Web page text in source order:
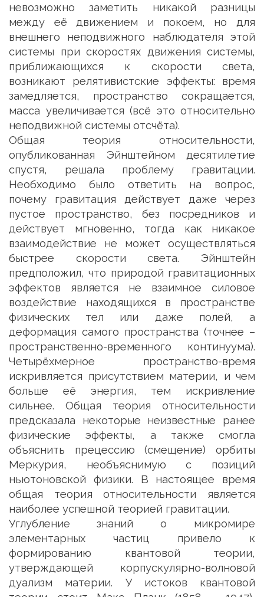
невозможно заметить никакой разницы
между её движением и покоем, но для
внешнего неподвижного наблюдателя этой
системы при скоростях движения системы,
приближающихся к скорости света,
возникают релятивистские эффекты: время
замедляется, пространство сокращается,
масса увеличивается (всё это относительно
неподвижной системы отсчёта).
Общая теория относительности,
опубликованная Эйнштейном десятилетие
спустя, решала проблему гравитации.
Необходимо было ответить на вопрос,
почему гравитация действует даже через
пустое пространство, без посредников и
действует мгновенно, тогда как никакое
взаимодействие не может осуществляться
быстрее скорости света. Эйнштейн
предположил, что природой гравитационных
эффектов является не взаимное силовое
воздействие находящихся в пространстве
физических тел или даже полей, а
деформация самого пространства (точнее –
пространственно-временного континуума).
Четырёхмерное пространство-время
искривляется присутствием материи, и чем
больше её энергия, тем искривление
сильнее. Общая теория относительности
предсказала некоторые неизвестные ранее
физические эффекты, а также смогла
объяснить прецессию (смещение) орбиты
Меркурия, необъяснимую с позиций
ньютоновской физики. В настоящее время
общая теория относительности является
наиболее успешной теорией гравитации.
Углубление знаний о микромире
элементарных частиц привело к
формированию квантовой теории,
утверждающей корпускулярно-волновой
дуализм материи. У истоков квантовой